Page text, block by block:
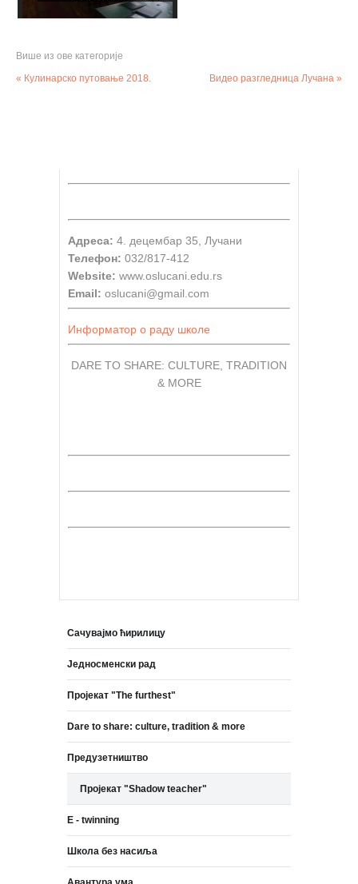
Више из ове категорије
« Кулинарско путовање 2018.
Видео разгледница Лучана »
Адреса: 4. децембар 35, Лучани
Телефон: 032/817-412
Website: www.oslucani.edu.rs
Email: oslucani@gmail.com
Информатор о раду школе
DARE TO SHARE: CULTURE, TRADITION
& MORE
Сачувајмо ћирилицу
Једносменски рад
Пројекат "The furthest"
Dare to share: culture, tradition & more
Предузетништво
Пројекат "Shadow teacher"
E - twinning
Школа без насиља